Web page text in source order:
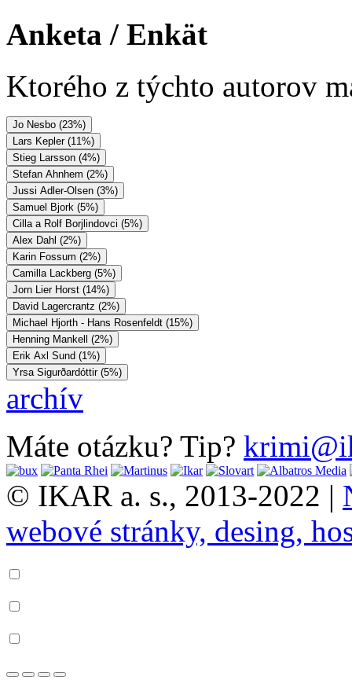
Anketa / Enkät
Ktorého z týchto autorov
Jo Nesbo (23%)
Lars Kepler (11%)
Stieg Larsson (4%)
Stefan Ahnhem (2%)
Jussi Adler-Olsen (3%)
Samuel Bjork (5%)
Cilla a Rolf Borjlindovci (5%)
Alex Dahl (2%)
Karin Fossum (2%)
Camilla Lackberg (5%)
Jorn Lier Horst (14%)
David Lagercrantz (2%)
Michael Hjorth - Hans Rosenfeldt (15%)
Henning Mankell (2%)
Erik Axl Sund (1%)
Yrsa Sigurðardóttir (5%)
archív
Máte otázku? Tip?
© IKAR a. s., 2013-2022 |
webové stránky, desing,